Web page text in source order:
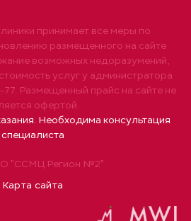
"ССМЦ Регион №2"
Карта сайта
принимает все меры по
размещенного на сайте
возможных недоразумений,
услуг у администратора
Размещенный прайс на сайте не
офертой.
Необходима консультация
специалиста